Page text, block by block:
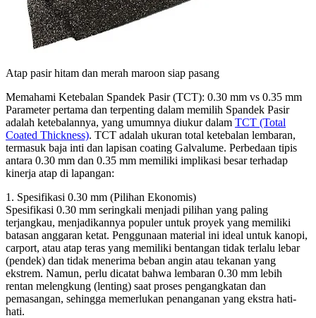
Atap pasir hitam dan merah maroon siap pasang
Memahami Ketebalan Spandek Pasir (TCT): 0.30 mm vs 0.35 mm
Parameter pertama dan terpenting dalam memilih Spandek Pasir
adalah ketebalannya, yang umumnya diukur dalam TCT (Total
Coated Thickness). TCT adalah ukuran total ketebalan lembaran,
termasuk baja inti dan lapisan coating Galvalume. Perbedaan tipis
antara 0.30 mm dan 0.35 mm memiliki implikasi besar terhadap
kinerja atap di lapangan:
1. Spesifikasi 0.30 mm (Pilihan Ekonomis)
Spesifikasi 0.30 mm seringkali menjadi pilihan yang paling
terjangkau, menjadikannya populer untuk proyek yang memiliki
batasan anggaran ketat. Penggunaan material ini ideal untuk kanopi,
carport, atau atap teras yang memiliki bentangan tidak terlalu lebar
(pendek) dan tidak menerima beban angin atau tekanan yang
ekstrem. Namun, perlu dicatat bahwa lembaran 0.30 mm lebih
rentan melengkung (lenting) saat proses pengangkatan dan
pemasangan, sehingga memerlukan penanganan yang ekstra hati-
hati.